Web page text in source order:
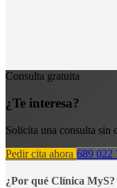
Consulta gratuita
¿Te interesa?
Solicita una consulta sin
Pedir cita ahora 689 022
¿Por qué Clínica MyS?